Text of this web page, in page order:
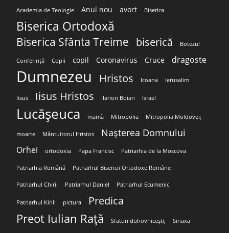
Academia de Teologie Anul nou avort Biserica
Biserica Ortodoxă
Biserica Sfânta Treime biserică Botezul
Conferință Copii copil Coronavirus Cruce dragoste
Dumnezeu Hristos Icoana Ierusalim
Iisus Iisus Hristos Ilarion Boian Israel
Lucășeuca mamă Mitropolia Mitropolia Moldovei;
moarte Mântuitorul Hristos Nașterea Domnului
Orhei ortodoxia Papa Francisc Patriarhia de la Moscova
Patriarhia Română Patriarhul Bisericii Ortodoxe Române
Patriarhul Chiril Patriarhul Daniel Patriarhul Ecumenic
Patriarhul Kirill pictura Predica
Preot Iulian Rață Sfaturi duhovnicești; Sinaxa